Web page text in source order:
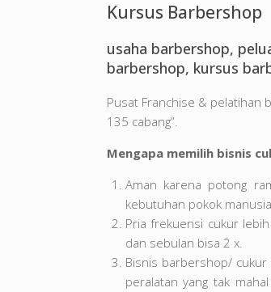
Kursus Barbershop
usaha barbershop,
barbershop, kursus
Pusat Franchise & pelatihan
135 cabang”.
Mengapa memilih bisnis
Aman karena potong
kebutuhan pokok
Pria frekuensi cukur
dan sebulan bisa 2 x.
Bisnis barbershop/
peralatan yang tak